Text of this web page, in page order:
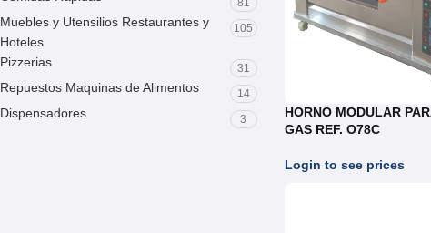
81
Muebles y Utensilios Restaurantes y
Hoteles
105
Pizzerias 31
Repuestos Maquinas de Alimentos 14
Dispensadores 3
HORNO MODULAR
GAS REF. O78C
Login to see prices